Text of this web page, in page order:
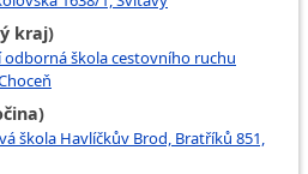
kraj)
škola cestovního ruchu
škola Havlíčkův Brod, Bratříků 851,